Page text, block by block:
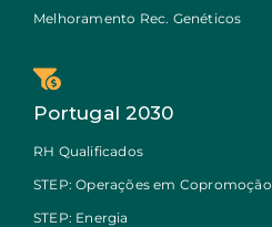
Melhoramento Rec. Genéticos
Portugal 2030
RH Qualificados
STEP: Operações em Copromoção
STEP: Energia